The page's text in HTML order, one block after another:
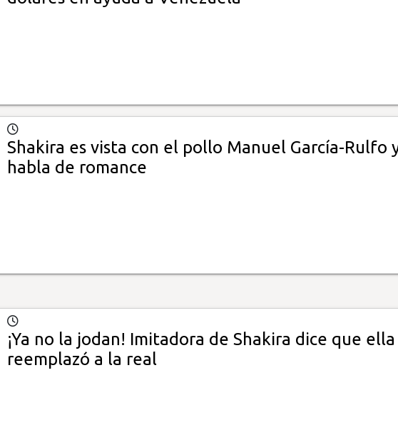
Shakira es vista con el pollo Manuel García-Rulfo
habla de romance
¡Ya no la jodan! Imitadora de Shakira dice que
reemplazó a la real